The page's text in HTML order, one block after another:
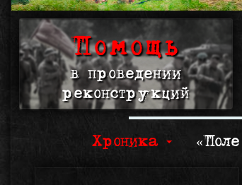
Помощь
в проведении
реконструкций
Хроника